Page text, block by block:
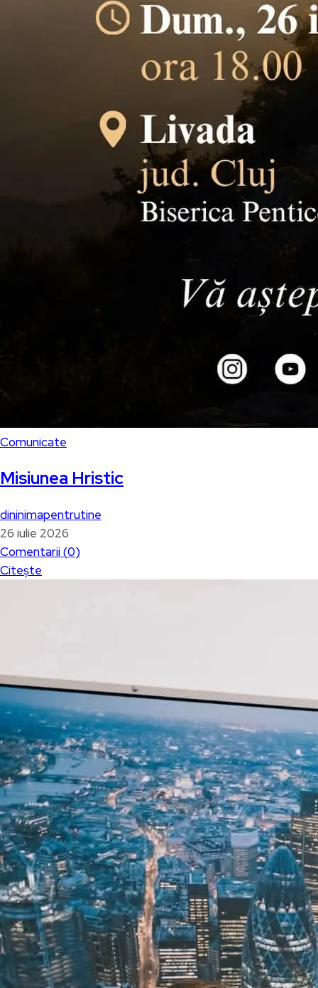
Comunicate
Misiunea Hristic
dininimapentrutine
26 iulie 2026
Comentarii (0)
Citește